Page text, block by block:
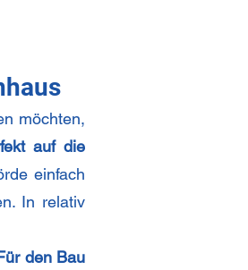
möchten,
auf die
einfach
In relativ
den Bau